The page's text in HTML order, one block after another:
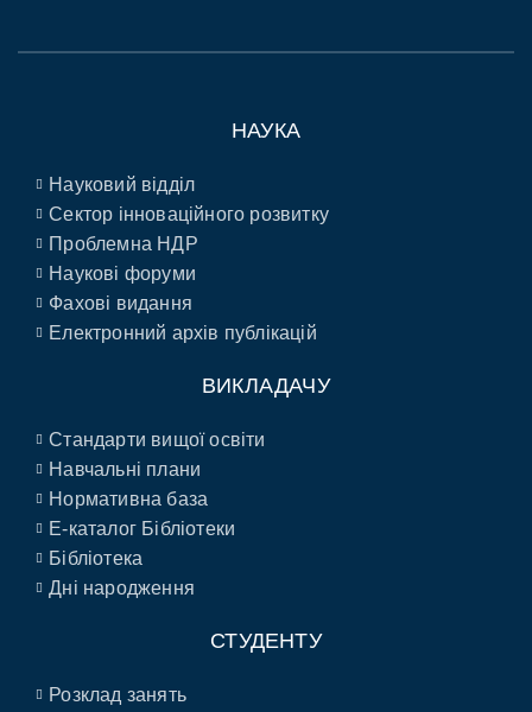
НАУКА
Науковий відділ
Сектор інноваційного розвитку
Проблемна НДР
Наукові форуми
Фахові видання
Електронний архів публікацій
ВИКЛАДАЧУ
Стандарти вищої освіти
Навчальні плани
Нормативна база
E-каталог Бібліотеки
Бібліотека
Дні народження
СТУДЕНТУ
Розклад занять